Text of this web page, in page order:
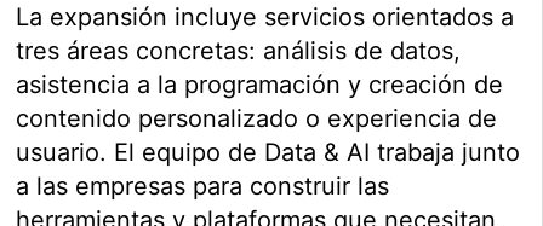
La expansión incluye servicios orientados a
tres áreas concretas: análisis de datos,
asistencia a la programación y creación de
contenido personalizado o experiencia de
usuario. El equipo de Data & AI trabaja junto
a las empresas para construir las
herramientas y plataformas que necesitan,